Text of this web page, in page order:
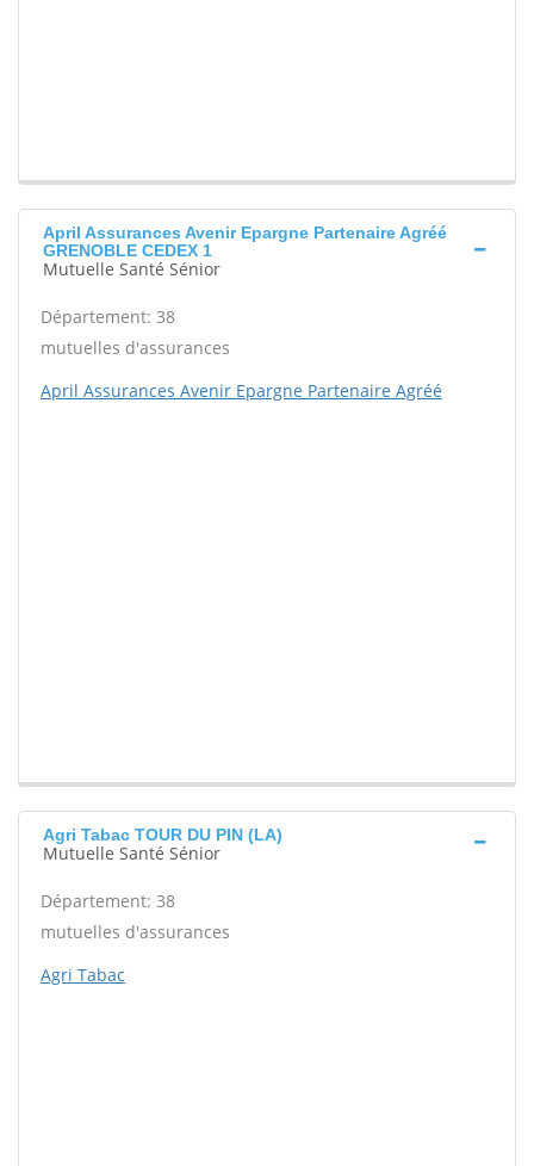
April Assurances Avenir Epargne Partenaire Agréé
GRENOBLE CEDEX 1
Mutuelle Santé Sénior
Département: 38
mutuelles d'assurances
April Assurances Avenir Epargne Partenaire Agréé
Agri Tabac TOUR DU PIN (LA)
Mutuelle Santé Sénior
Département: 38
mutuelles d'assurances
Agri Tabac